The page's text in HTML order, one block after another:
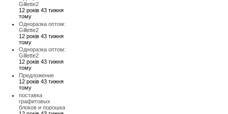
Gillette2
12 років 43 тижня
тому
Одноразка оптом:
Gillette2
12 років 43 тижня
тому
Одноразка оптом:
Gillette2
12 років 43 тижня
тому
Предложение
12 років 43 тижня
тому
поставка
графитовых
блоков и порошка